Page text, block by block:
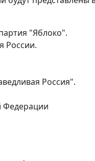
"Яблоко".
России.
Россия".
Федерации